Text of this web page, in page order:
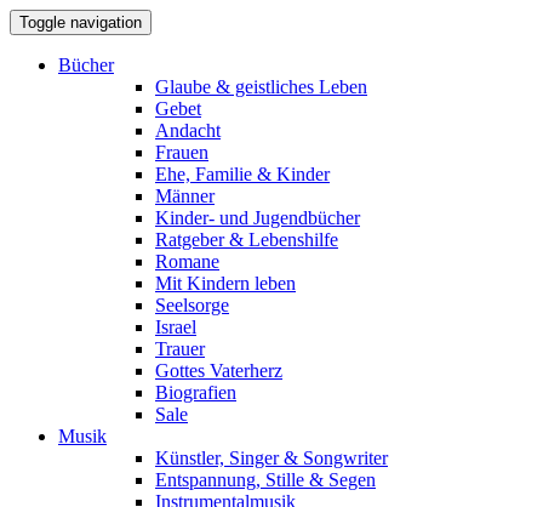
Toggle navigation
Bücher
Glaube & geistliches Leben
Gebet
Andacht
Frauen
Ehe, Familie & Kinder
Männer
Kinder- und Jugendbücher
Ratgeber & Lebenshilfe
Romane
Mit Kindern leben
Seelsorge
Israel
Trauer
Gottes Vaterherz
Biografien
Sale
Musik
Künstler, Singer & Songwriter
Entspannung, Stille & Segen
Instrumentalmusik